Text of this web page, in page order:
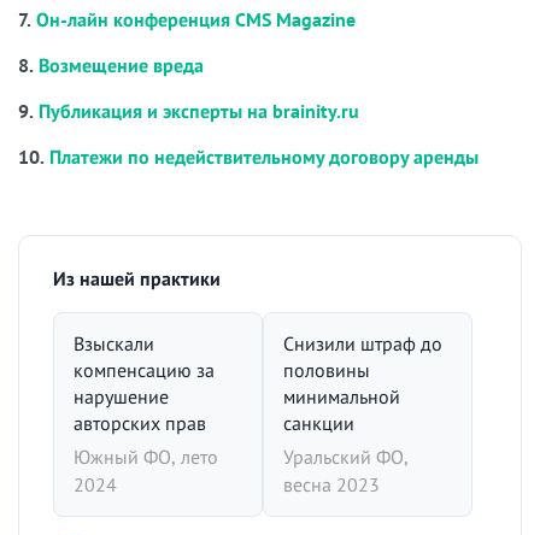
7. Он-лайн конференция CMS Magazine
8. Возмещение вреда
9. Публикация и эксперты на brainity.ru
10. Платежи по недействительному договору аренды
Из нашей практики
Взыскали
компенсацию за
нарушение
авторских прав
Южный ФО, лето
2024
Снизили штраф до
половины
минимальной
санкции
Уральский ФО,
весна 2023